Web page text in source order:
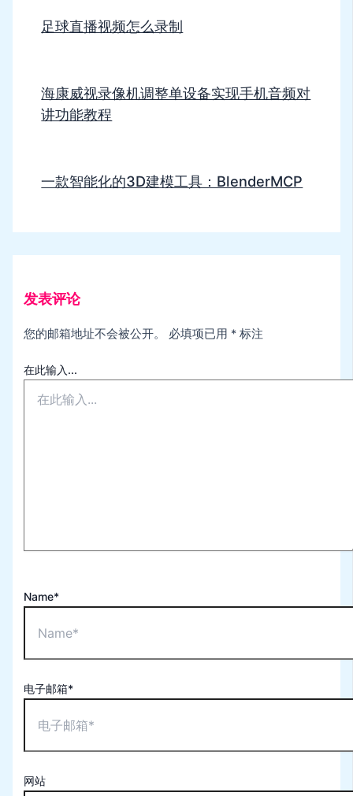
足球直播视频怎么录制
海康威视录像机调整单设备实现手机音频对
讲功能教程
一款智能化的3D建模工具：BlenderMCP
发表评论
您的邮箱地址不会被公开。 必填项已用 * 标注
在此输入...
Name*
电子邮箱*
网站